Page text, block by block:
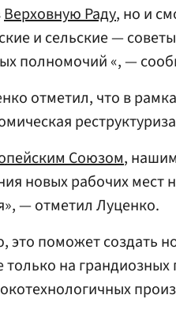
Верховную Раду, но и
и сельские —
полномочий «, —
отметил, что в
Союзом,
новых рабочих мест
— отметил Луценко.
это поможет создать
на грандиозных